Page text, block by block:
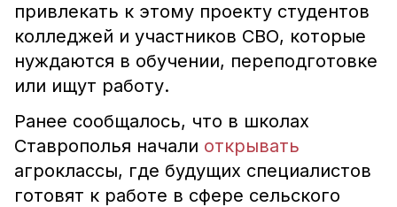
привлекать к этому проекту студентов
колледжей и участников СВО, которые
нуждаются в обучении, переподготовке
или ищут работу.
Ранее сообщалось, что в школах
Ставрополья начали открывать
агроклассы, где будущих специалистов
готовят к работе в сфере сельского